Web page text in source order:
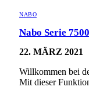
NABO
Nabo Serie
22. MÄRZ 2021
Willkommen bei
Mit dieser